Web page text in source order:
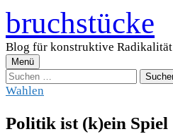
Zum
Inhalt
überspringen
bruchstücke
Blog für konstruktive Radikalität
Menü
Suchen
nach:
Wahlen
Politik ist (k)ein Spiel